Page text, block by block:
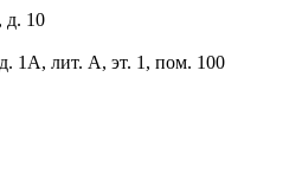
д. 10
1А, лит. А, эт. 1, пом. 100